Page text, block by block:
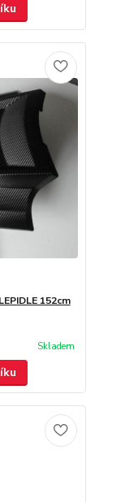
152cm
Skladem